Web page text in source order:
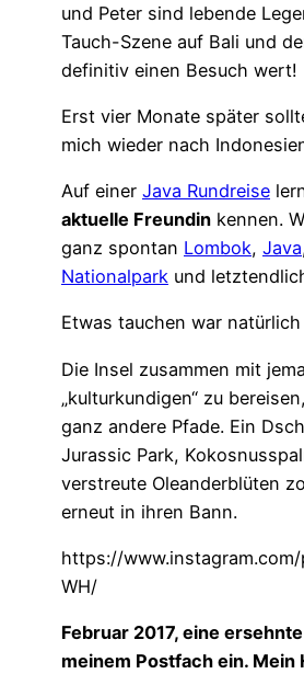
und Peter sind lebende
Tauch-Szene auf Bali und
definitiv einen Besuch wert!
Erst vier Monate später
mich wieder nach
Auf einer Java Rundreise
aktuelle Freundin kennen.
ganz spontan Lombok, Java
Nationalpark und
Etwas tauchen war
Die Insel zusammen mit
„kulturkundigen“ zu
ganz andere Pfade. Ein
Jurassic Park,
verstreute Oleanderblüten
erneut in ihren Bann.
https://www.instagram.com/
WH/
Februar 2017, eine
meinem Postfach ein. Mein